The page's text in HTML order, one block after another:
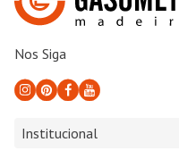
Nos Siga
Institucional